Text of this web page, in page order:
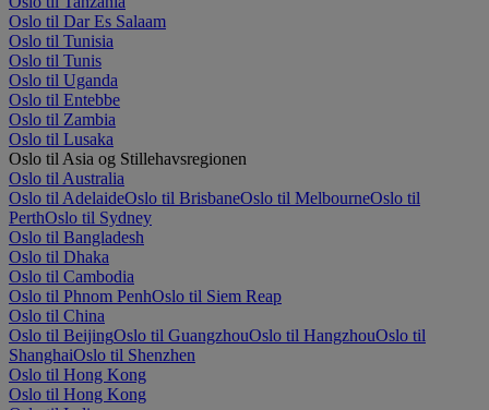
Oslo til Dar Es Salaam
Oslo til Tunisia
Oslo til Tunis
Oslo til Uganda
Oslo til Entebbe
Oslo til Zambia
Oslo til Lusaka
Oslo til Asia og Stillehavsregionen
Oslo til Australia
Oslo til AdelaideOslo til BrisbaneOslo til MelbourneOslo til
PerthOslo til Sydney
Oslo til Bangladesh
Oslo til Dhaka
Oslo til Cambodia
Oslo til Phnom PenhOslo til Siem Reap
Oslo til China
Oslo til BeijingOslo til GuangzhouOslo til HangzhouOslo til
ShanghaiOslo til Shenzhen
Oslo til Hong Kong
Oslo til Hong Kong